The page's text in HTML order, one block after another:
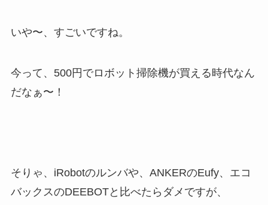
いや〜、すごいですね。
今って、500円でロボット掃除機が買える時代なん
だなぁ〜！
そりゃ、iRobotのルンバや、ANKERのEufy、エコ
バックスのDEEBOTと比べたらダメですが、